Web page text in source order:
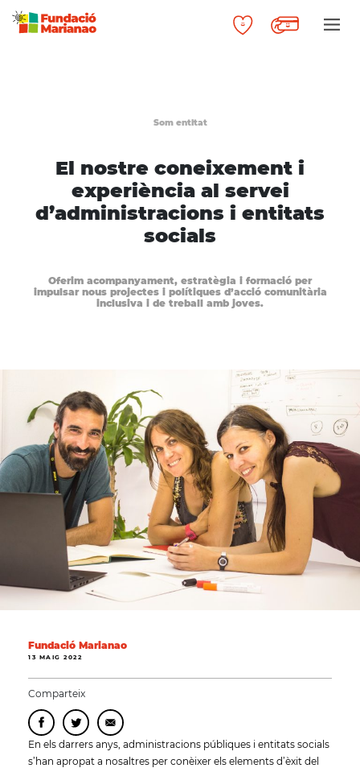
Som entitat
El nostre coneixement i
experiència al servei
d’administracions i entitats
socials
Oferim acompanyament, estratègia i formació per
impulsar nous projectes i polítiques d’acció comunitària
inclusiva i de treball amb joves.
Fundació Marianao
13 MAIG 2022
Comparteix
En els darrers anys, administracions públiques i entitats socials
s’han apropat a nosaltres per conèixer els elements d’èxit del